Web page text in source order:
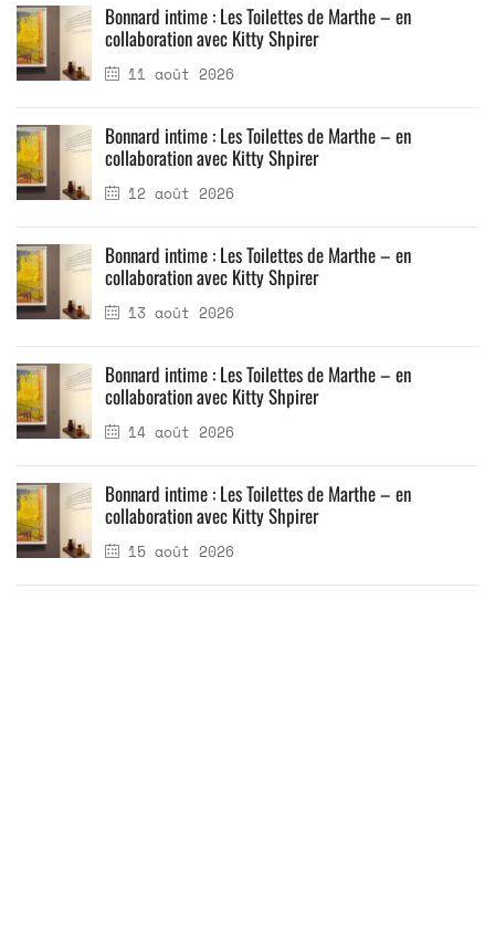
11 août 2026
Bonnard intime : Les Toilettes de Marthe – en
collaboration avec Kitty Shpirer
12 août 2026
Bonnard intime : Les Toilettes de Marthe – en
collaboration avec Kitty Shpirer
13 août 2026
Bonnard intime : Les Toilettes de Marthe – en
collaboration avec Kitty Shpirer
14 août 2026
Bonnard intime : Les Toilettes de Marthe – en
collaboration avec Kitty Shpirer
15 août 2026
Bonnard intime : Les Toilettes de Marthe – en
collaboration avec Kitty Shpirer